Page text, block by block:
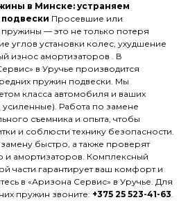
в Минске: устраняем
Просевшие или
— это не только потеря
углов установки колес, ухудшение
износ амортизаторов . В
в Уручье производится
пружин подвески. Мы
класса автомобиля и ваших
усиленные). Работа по замене
съемника и опыта, чтобы
и соблюсти технику безопасности.
быстро, а также проверят
и амортизаторов. Комплексный
части гарантирует ваш комфорт и
в «Аризона Сервис» в Уручье. Для
пружин звоните: +375 25 523-41-63.